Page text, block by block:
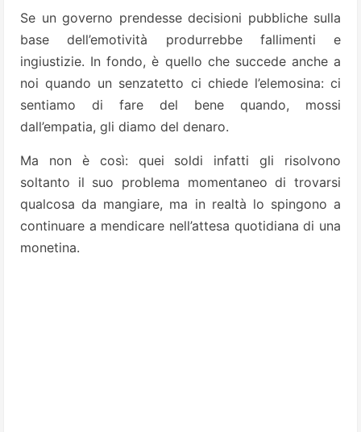
Se un governo prendesse decisioni pubbliche sulla
base dell’emotività produrrebbe fallimenti e
ingiustizie. In fondo, è quello che succede anche a
noi quando un senzatetto ci chiede l’elemosina: ci
sentiamo di fare del bene quando, mossi
dall’empatia, gli diamo del denaro.
Ma non è così: quei soldi infatti gli risolvono
soltanto il suo problema momentaneo di trovarsi
qualcosa da mangiare, ma in realtà lo spingono a
continuare a mendicare nell’attesa quotidiana di una
monetina.